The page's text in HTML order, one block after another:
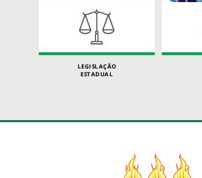
LEGISLAÇÃO
ESTADUAL